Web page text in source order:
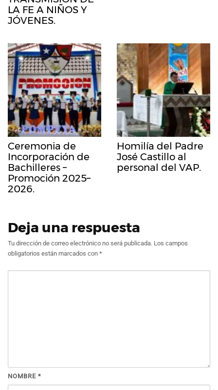
LA FE A NIÑOS Y
JÓVENES.
Ceremonia de
Incorporación de
Bachilleres –
Promoción 2025–
2026.
Homilía del Padre
José Castillo al
personal del VAP.
Deja una respuesta
Tu dirección de correo electrónico no será publicada. Los campos
obligatorios están marcados con *
NOMBRE *